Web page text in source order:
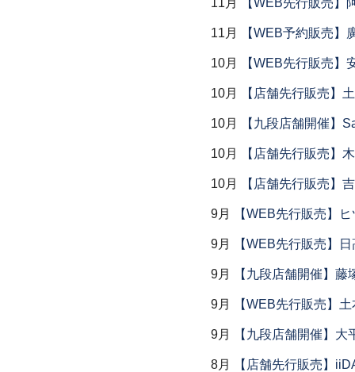
11月 【WEB先行販売】
11月 【WEB予約販売】
10月 【WEB先行販売】
10月 【店舗先行販売】
10月 【九段店舗開催】
10月 【店舗先行販売】
10月 【店舗先行販売】
9月 【WEB先行販売】
9月 【WEB先行販売】
9月 【九段店舗開催】藤
9月 【WEB先行販売】
9月 【九段店舗開催】大
8月 【店舗先行販売】